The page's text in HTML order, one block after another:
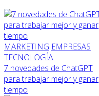
MARKETING EMPRESAS
TECNOLOGÍA
7 novedades de ChatGPT
para trabajar mejor y ganar
tiempo